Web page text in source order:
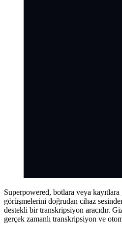
Superpowered, botlara veya
görüşmelerini doğrudan cihaz
destekli bir transkripsiyon aracıdır.
gerçek zamanlı transkripsiyon ve